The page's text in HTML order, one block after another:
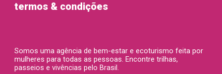
termos & condições
Somos uma agência de bem-estar e ecoturismo feita por
mulherespara todas as pessoas. Encontre trilhas,
passeios e vivências pelo Brasil.